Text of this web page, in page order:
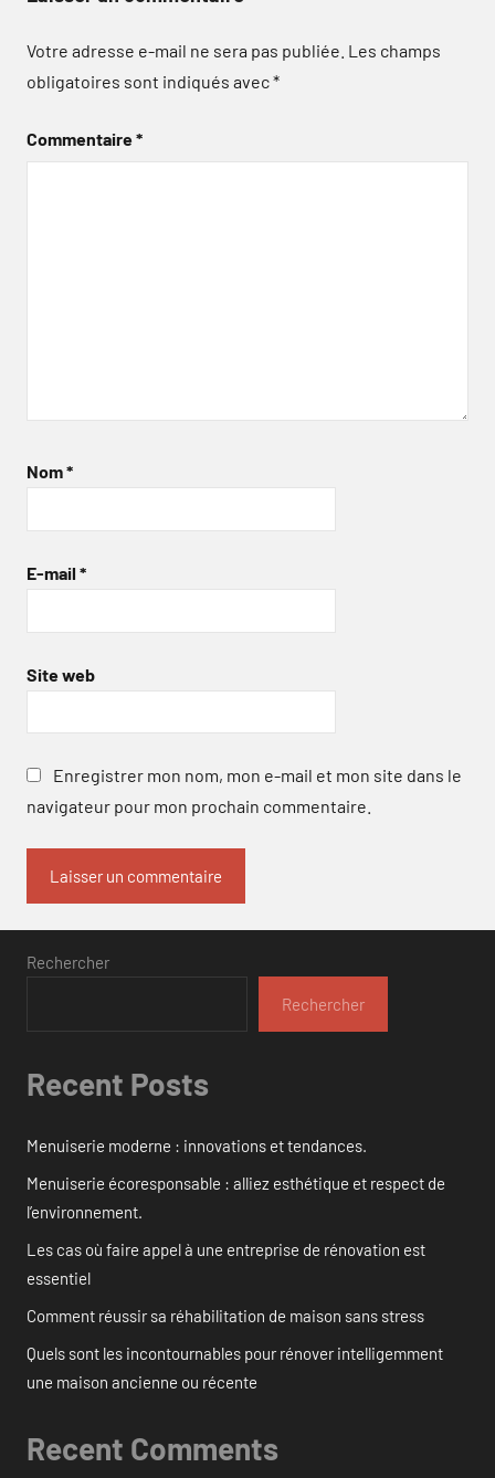
Votre adresse e-mail ne sera pas publiée. Les champs
obligatoires sont indiqués avec*
Commentaire*
Nom*
E-mail *
Site web
Enregistrer mon nom, mon e-mail et mon site dans le
navigateur pour mon prochain commentaire.
Rechercher
Rechercher
Recent Posts
Menuiserie moderne : innovations et tendances.
Menuiserie écoresponsable : alliez esthétique et respect de
l’environnement.
Les cas où faire appel à une entreprise de rénovation est
essentiel
Comment réussir sa réhabilitation de maison sans stress
Quels sont les incontournables pour rénover intelligemment
une maison ancienne ou récente
Recent Comments